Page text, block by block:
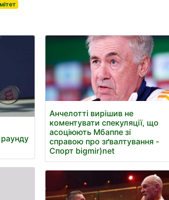
Анчелотті вирішив не
коментувати спекуляції, що
асоціюють Мбаппе зі
справою про зґвалтування -
Спорт bigmir)net